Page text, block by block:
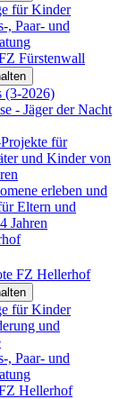
für Kinder
, Paar- und
Fürstenwall
(3-2026)
- Jäger der Nacht
für
und Kinder von
erleben und
Eltern und
Jahren
FZ Hellerhof
für Kinder
und
, Paar- und
Hellerhof